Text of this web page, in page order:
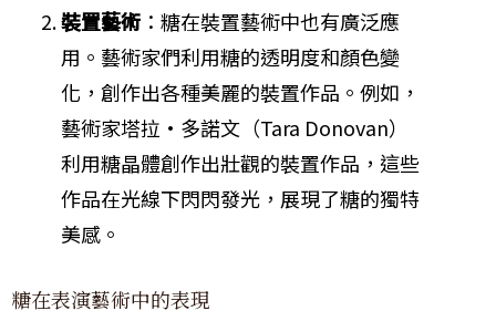
裝置藝術 ：糖在裝置藝術中也有廣泛應
用。藝術家們利用糖的透明度和顏色變
化，創作出各種美麗的裝置作品。例如，
藝術家塔拉·多諾文（Tara Donovan）
利用糖晶體創作出壯觀的裝置作品，這些
作品在光線下閃閃發光，展現了糖的獨特
美感。
糖在表演藝術中的表現